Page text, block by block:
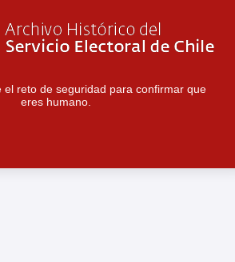
el reto de seguridad para confirmar que
eres humano.